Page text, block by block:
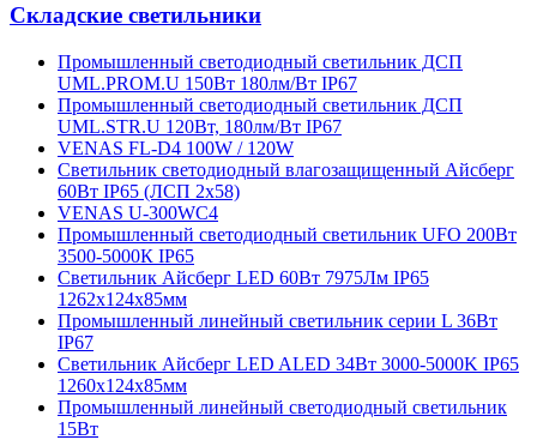
Складские светильники
Промышленный светодиодный светильник ДСП
UML.PROM.U 150Вт 180лм/Вт IP67
Промышленный светодиодный светильник ДСП
UML.STR.U 120Вт, 180лм/Вт IP67
VENAS FL-D4 100W / 120W
Светильник светодиодный влагозащищенный Айсберг
60Вт IP65 (ЛСП 2х58)
VENAS U-300WC4
Промышленный светодиодный светильник UFO 200Вт
3500-5000К IP65
Светильник Айсберг LED 60Вт 7975Лм IP65
1262х124х85мм
Промышленный линейный светильник серии L 36Вт
IP67
Светильник Айсберг LED ALED 34Вт 3000-5000K IP65
1260х124х85мм
Промышленный линейный светодиодный светильник
15Вт